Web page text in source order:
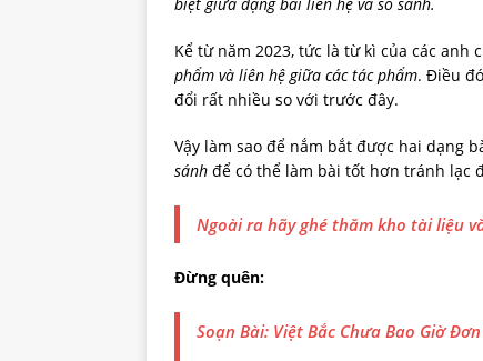
Kể từ năm 2023, tức là từ kì của các anh
phẩm và liên hệ giữa các tác phẩm. Điều
đổi rất nhiều so với trước đây.
Vậy làm sao để nắm bắt được hai dạng
sánh để có thể làm bài tốt hơn tránh lạc
Ngoài ra hãy ghé thăm kho tài liệu
Đừng quên:
Soạn Bài: Việt Bắc Chưa Bao Giờ